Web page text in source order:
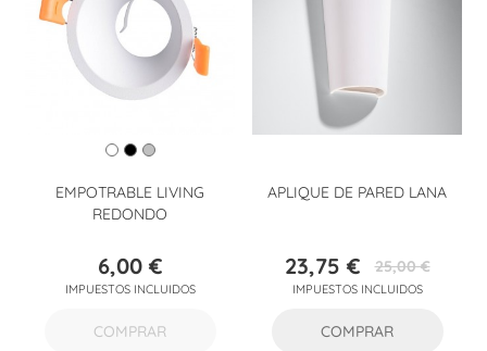
EMPOTRABLE LIVING
REDONDO
Precio
6,00 €
IMPUESTOS INCLUIDOS
COMPRAR
APLIQUE DE PARED LANA
Precio
23,75 €Precio
base
25,00 €
IMPUESTOS INCLUIDOS
COMPRAR